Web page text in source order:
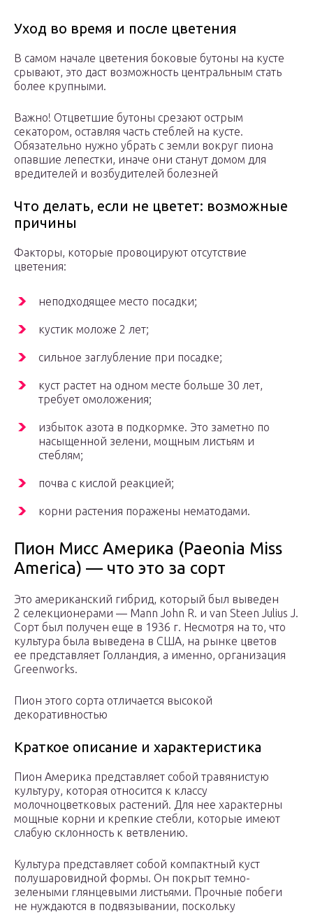
Уход во время и после цветения
В самом начале цветения боковые бутоны на кусте
срывают, это даст возможность центральным стать
более крупными.
Важно! Отцветшие бутоны срезают острым
секатором, оставляя часть стеблей на кусте.
Обязательно нужно убрать с земли вокруг пиона
опавшие лепестки, иначе они станут домом для
вредителей и возбудителей болезней
Что делать, если не цветет: возможные
причины
Факторы, которые провоцируют отсутствие
цветения:
неподходящее место посадки;
кустик моложе 2 лет;
сильное заглубление при посадке;
куст растет на одном месте больше 30 лет,
требует омоложения;
избыток азота в подкормке. Это заметно по
насыщенной зелени, мощным листьям и
стеблям;
почва с кислой реакцией;
корни растения поражены нематодами.
Пион Мисс Америка (Paeonia Miss
America) — что это за сорт
Это американский гибрид, который был выведен
2 селекционерами — Mann John R. и van Steen Julius J.
Сорт был получен еще в 1936 г. Несмотря на то, что
культура была выведена в США, на рынке цветов
ее представляет Голландия, а именно, организация
Greenworks.
Пион этого сорта отличается высокой
декоративностью
Краткое описание и характеристика
Пион Америка представляет собой травянистую
культуру, которая относится к классу
молочноцветковых растений. Для нее характерны
мощные корни и крепкие стебли, которые имеют
слабую склонность к ветвлению.
Культура представляет собой компактный куст
полушаровидной формы. Он покрыт темно-
зелеными глянцевыми листьями. Прочные побеги
не нуждаются в подвязывании, поскольку